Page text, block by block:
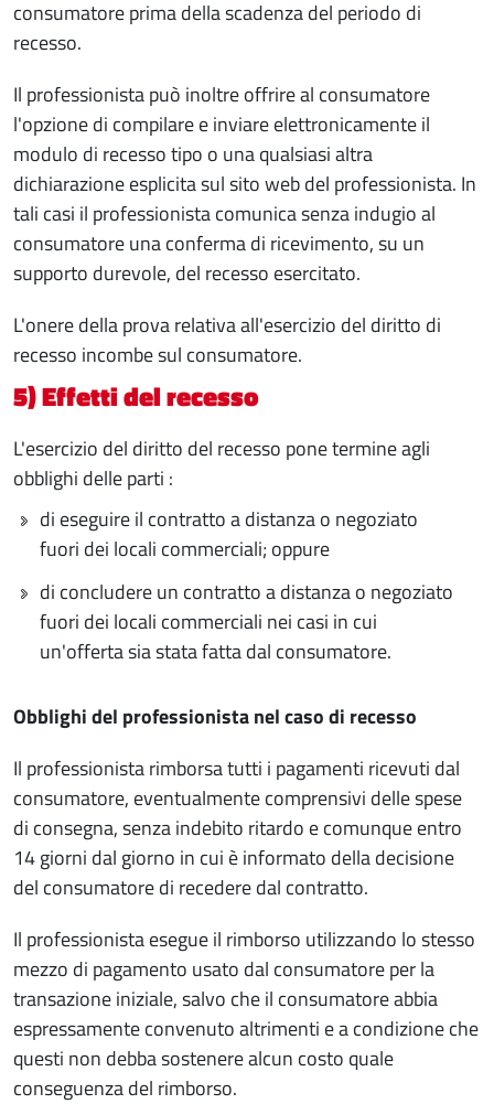
consumatore prima della scadenza del periodo di
recesso.
Il professionista può inoltre offrire al consumatore
l'opzione di compilare e inviare elettronicamente il
modulo di recesso tipo o una qualsiasi altra
dichiarazione esplicita sul sito web del professionista. In
tali casi il professionista comunica senza indugio al
consumatore una conferma di ricevimento, su un
supporto durevole, del recesso esercitato.
L'onere della prova relativa all'esercizio del diritto di
recesso incombe sul consumatore.
5) Effetti del recesso
L'esercizio del diritto del recesso pone termine agli
obblighi delle parti :
di eseguire il contratto a distanza o negoziato
fuori dei locali commerciali; oppure
di concludere un contratto a distanza o negoziato
fuori dei locali commerciali nei casi in cui
un'offerta sia stata fatta dal consumatore.
Obblighi del professionista nel caso di recesso
Il professionista rimborsa tutti i pagamenti ricevuti dal
consumatore, eventualmente comprensivi delle spese
di consegna, senza indebito ritardo e comunque entro
14 giorni dal giorno in cui è informato della decisione
del consumatore di recedere dal contratto.
Il professionista esegue il rimborso utilizzando lo stesso
mezzo di pagamento usato dal consumatore per la
transazione iniziale, salvo che il consumatore abbia
espressamente convenuto altrimenti e a condizione che
questi non debba sostenere alcun costo quale
conseguenza del rimborso.